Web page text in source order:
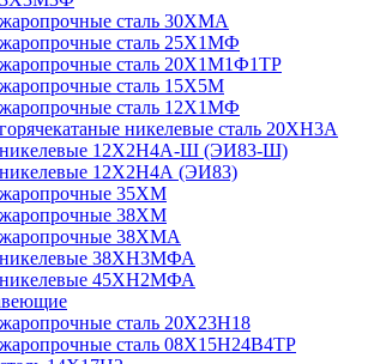
сталь 30ХМА
сталь 25Х1МФ
сталь 20Х1М1Ф1ТР
сталь 15Х5М
сталь 12Х1МФ
никелевые сталь 20ХН3А
12Х2Н4А-Ш (ЭИ83-Ш)
12Х2Н4А (ЭИ83)
35ХМ
38ХМ
38ХМА
38XH3MФА
45ХН2МФА
сталь 20Х23Н18
сталь 08Х15Н24В4ТР